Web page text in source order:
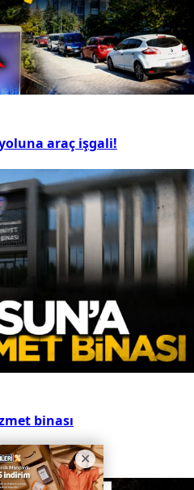
araç işgali!
binası